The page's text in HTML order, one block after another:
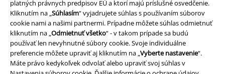
platných právnych predpisov EÚ a ktorí majú príslušné osvedčenie.
Kliknutím na „Súhlasím“ vyjadrujete súhlas s používaním súborov
cookie nami a našimi partnermi. Prípadne môžete súhlas odmietnuť
kliknutím na „Odmietnuť všetko“ - v takom prípade sa budú
používať len nevyhnutné súbory cookie. Svoje individuálne
preferencie môžete upraviť aj kliknutím na „Vyberte nastavenie“.
Máte právo kedykoľvek odvolať alebo upraviť svoj súhlas v
Spôsoby platby
Bankový prevod Platba na dobierku